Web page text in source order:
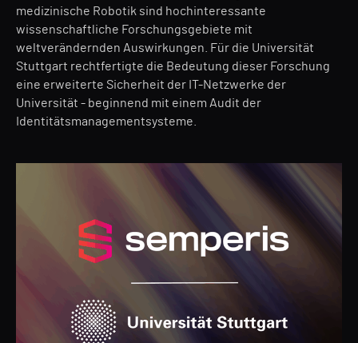
medizinische Robotik sind hochinteressante
wissenschaftliche Forschungsgebiete mit
weltverändernden Auswirkungen. Für die Universität
Stuttgart rechtfertigte die Bedeutung dieser Forschung
eine erweiterte Sicherheit der IT-Netzwerke der
Universität - beginnend mit einem Audit der
Identitätsmanagementsysteme.